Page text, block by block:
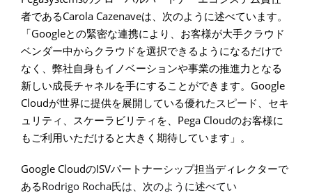
者であるCarola Cazenaveは、次のように述べています。
「Googleとの緊密な連携により、お客様が大手クラウド
ベンダー中からクラウドを選択できるようになるだけで
なく、弊社自身もイノベーションや事業の推進力となる
新しい成長チャネルを手にすることができます。 Google
Cloudが世界に提供を展開している優れたスピード、セキ
ュリティ、スケーラビリティを、 Pega Cloudのお客様に
もご利用いただけると大きく期待しています」。
Google CloudのISVパートナーシップ担当ディレクターで
あるRodrigo Rocha氏は、次のように述べてい